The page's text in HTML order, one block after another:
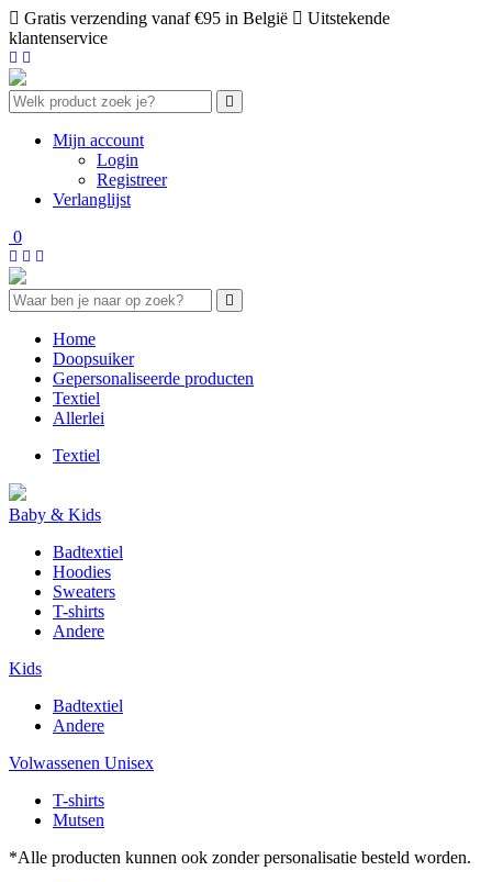
Gratis verzending vanaf €95 in België
Uitstekende
klantenservice
Mijn account
Login
Registreer
Verlanglijst
0
Home
Doopsuiker
Gepersonaliseerde producten
Textiel
Allerlei
Textiel
Baby & Kids
Badtextiel
Hoodies
Sweaters
T-shirts
Andere
Kids
Badtextiel
Andere
Volwassenen Unisex
T-shirts
Mutsen
*Alle producten kunnen ook zonder personalisatie besteld worden.